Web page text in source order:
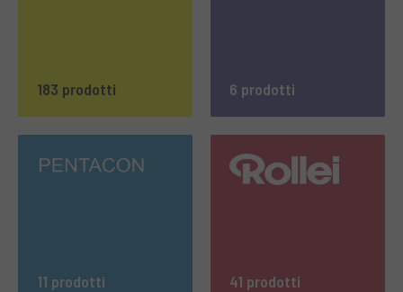
183 prodotti 6 prodotti
11 prodotti 41 prodotti